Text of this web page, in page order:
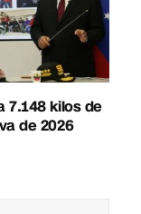
7.148 kilos de
de 2026